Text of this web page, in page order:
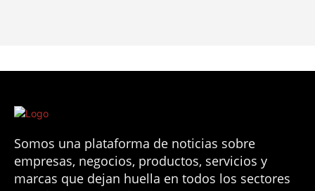
Somos una plataforma de noticias sobre
empresas, negocios, productos, servicios y
marcas que dejan huella en todos los sectores